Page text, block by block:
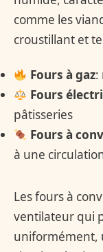
comme les
croustillant et
Fours à gaz:
Fours
pâtisseries
Fours à
à une
Les fours à
ventilateur qui
uniformément,